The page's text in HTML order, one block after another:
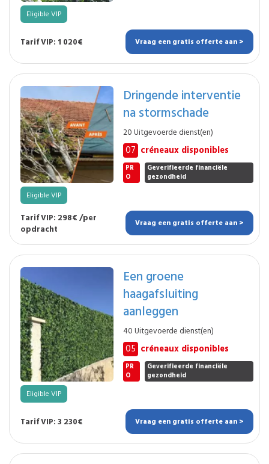
Eligible VIP
Tarif VIP: 1 020€ Vraag een gratis offerte aan >
Dringende interventie
na stormschade
20 Uitgevoerde dienst(en)
07 créneaux disponibles
PR
O
Geverifieerde financiële
gezondheid
Eligible VIP
Tarif VIP: 298€ /per
opdracht
Vraag een gratis offerte aan >
Een groene
haagafsluiting
aanleggen
40 Uitgevoerde dienst(en)
05 créneaux disponibles
PR
O
Geverifieerde financiële
gezondheid
Eligible VIP
Tarif VIP: 3 230€ Vraag een gratis offerte aan >